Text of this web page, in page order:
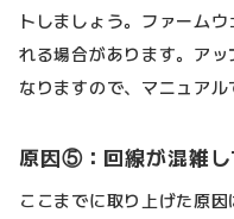
トしましょう。ファーム
れる場合があります。ア
なりますので、マニュアル
原因⑤：回線が混雑し
ここまでに取り上げた原